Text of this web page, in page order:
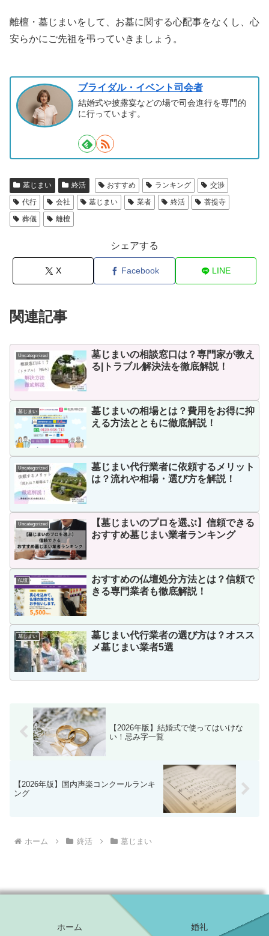
離檀・墓じまいをして、お墓に関する心配事をなくし、心
安らかにご先祖を弔っていきましょう。
ブライダル・イベント司会者
結婚式や披露宴などの場で司会進行を専門的
に行っています。
墓じまい 終活 おすすめ ランキング
交渉
代行
会社 墓じまい 業者 終活
菩提寺
葬儀
離檀
シェアする
X Facebook LINE
関連記事
Uncategorized
墓じまいの相談窓口は？専門家が教え
る|トラブル解決法を徹底解説！
墓じまい
墓じまいの相場とは？費用をお得に抑
える方法とともに徹底解説！
Uncategorized
墓じまい代行業者に依頼するメリット
は？流れや相場・選び方を解説！
Uncategorized
【墓じまいのプロを選ぶ】信頼できる
おすすめ墓じまい業者ランキング
仏壇
おすすめの仏壇処分方法とは？信頼で
きる専門業者も徹底解説！
墓じまい
墓じまい代行業者の選び方は？オスス
メ墓じまい業者5選
【2026年版】結婚式で使ってはいけな
い！忌み字一覧
【2026年版】国内声楽コンクールランキ
ング
ホーム 終活 墓じまい
ホーム 婚礼